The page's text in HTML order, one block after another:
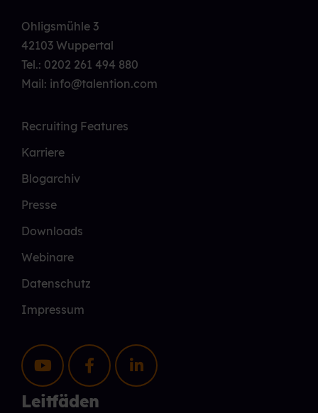
Ohligsmühle 3
42103 Wuppertal
Tel.: 0202 261 494 880
Mail: info@talention.com
Recruiting Features
Karriere
Blogarchiv
Presse
Downloads
Webinare
Datenschutz
Impressum
Leitfäden